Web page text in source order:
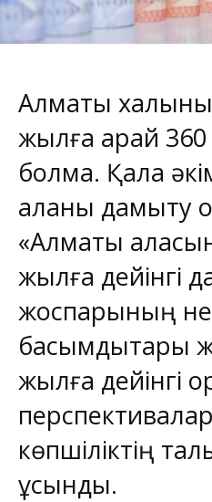
Алматы
жылға қарай
болмақ. Қала
қаланы дамыту
«Алматы
жылға дейінгі
жоспарының
басымдықтары
жылға дейінгі
көпшіліктің
ұсынды.